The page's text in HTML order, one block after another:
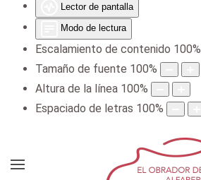
Lector de pantalla
Modo de lectura
Escalamiento de contenido 100%
Tamaño de fuente 100%
Altura de la línea 100%
Espaciado de letras 100%